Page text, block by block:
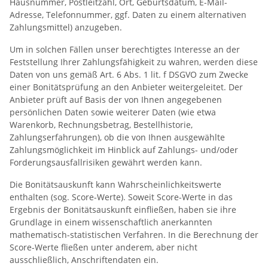
Adresse, Telefonnummer, ggf. Daten zu einem alternativen
Zahlungsmittel) anzugeben.
Um in solchen Fällen unser berechtigtes Interesse an der
Feststellung Ihrer Zahlungsfähigkeit zu wahren, werden diese
Daten von uns gemäß Art. 6 Abs. 1 lit. f DSGVO zum Zwecke
einer Bonitätsprüfung an den Anbieter weitergeleitet. Der
Anbieter prüft auf Basis der von Ihnen angegebenen
persönlichen Daten sowie weiterer Daten (wie etwa
Warenkorb, Rechnungsbetrag, Bestellhistorie,
Zahlungserfahrungen), ob die von Ihnen ausgewählte
Zahlungsmöglichkeit im Hinblick auf Zahlungs- und/oder
Forderungsausfallrisiken gewährt werden kann.
Die Bonitätsauskunft kann Wahrscheinlichkeitswerte
enthalten (sog. Score-Werte). Soweit Score-Werte in das
Ergebnis der Bonitätsauskunft einfließen, haben sie ihre
Grundlage in einem wissenschaftlich anerkannten
mathematisch-statistischen Verfahren. In die Berechnung der
Score-Werte fließen unter anderem, aber nicht
ausschließlich, Anschriftendaten ein.